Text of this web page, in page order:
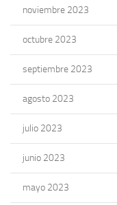
noviembre 2023
octubre 2023
septiembre 2023
agosto 2023
julio 2023
junio 2023
mayo 2023